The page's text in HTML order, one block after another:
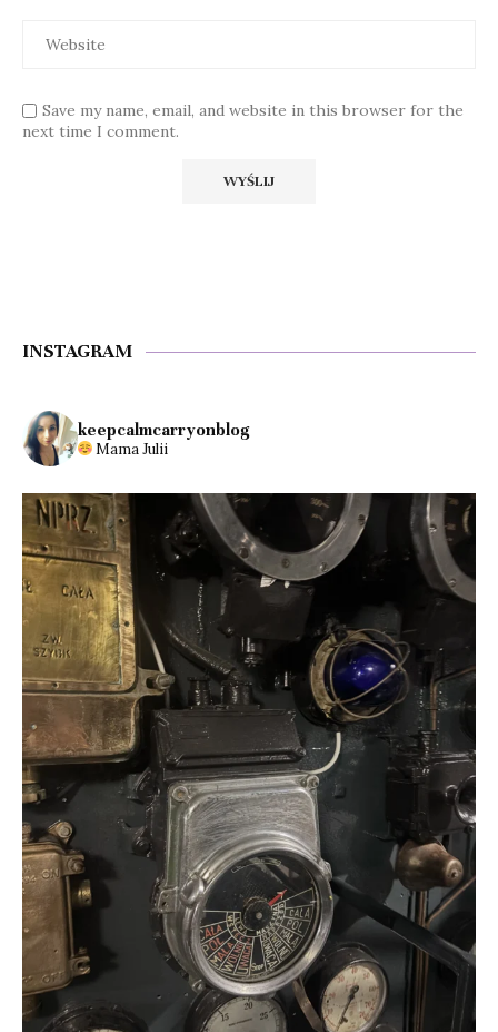
Save my name, email, and website in this browser for the
next time I comment.
INSTAGRAM
keepcalmcarryonblog
Mama Julii